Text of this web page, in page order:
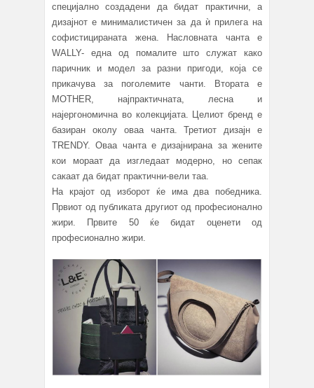
специјално создадени да бидат практични, а
дизајнот е минималистичен за да ѝ прилега на
софистицираната жена. Насловната чанта е
WALLY- една од помалите што служат како
паричник и модел за разни пригоди, која се
прикачува за поголемите чанти. Втората е
MOTHER, најпрактичната, лесна и
најергономичнa во колекцијата. Целиот бренд е
базиран околу оваа чанта. Третиот дизајн е
TRENDY. Оваа чанта е дизајнирана за жените
кои мораат да изгледаат модерно, но сепак
сакаат да бидат практични-вели таа.
На крајот од изборот ќе има два победника.
Првиот од публиката другиот од професионално
жири. Првите 50 ќе бидат оценети од
професионално жири.